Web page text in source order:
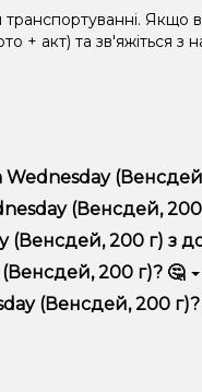
транспортуванні.
+ акт) та зв'яжіться
високою
(Венсдей,
вигідні
200 г) з
200 г) до кошика.
200 г)? 🤔
кальян, враховуйте
підібрати ідеальний
(Венсдей, 200 г)?